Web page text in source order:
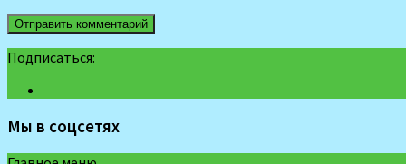
Подписаться:
Мы в соцсетях